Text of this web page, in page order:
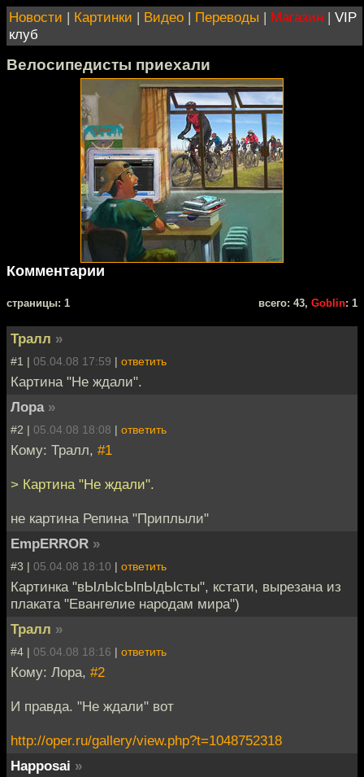
Новости | Картинки | Видео | Переводы | Магазин | VIP
клуб
Велосипедисты приехали
Комментарии
cтраницы: 1 всего: 43, Goblin: 1
Тралл »
#1 | 05.04.08 17:59 | ответить
Картина "Не ждали".
Лора »
#2 | 05.04.08 18:08 | ответить
Кому: Тралл, #1
> Картина "Не ждали".
не картина Репина "Приплыли"
EmpERROR »
#3 | 05.04.08 18:10 | ответить
Картинка "вЫлЫсЫпЫдЫсты", кстати, вырезана из
плаката "Евангелие народам мира")
Тралл »
#4 | 05.04.08 18:16 | ответить
Кому: Лора, #2
И правда. "Не ждали" вот
http://oper.ru/gallery/view.php?t=1048752318
Happosai »